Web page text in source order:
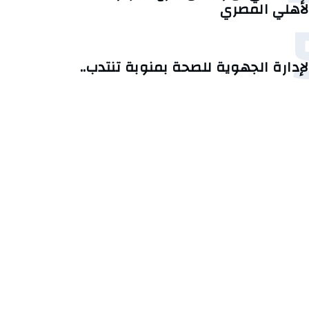
المصري
الجهوية للصحة بمنوبة تنتدب..